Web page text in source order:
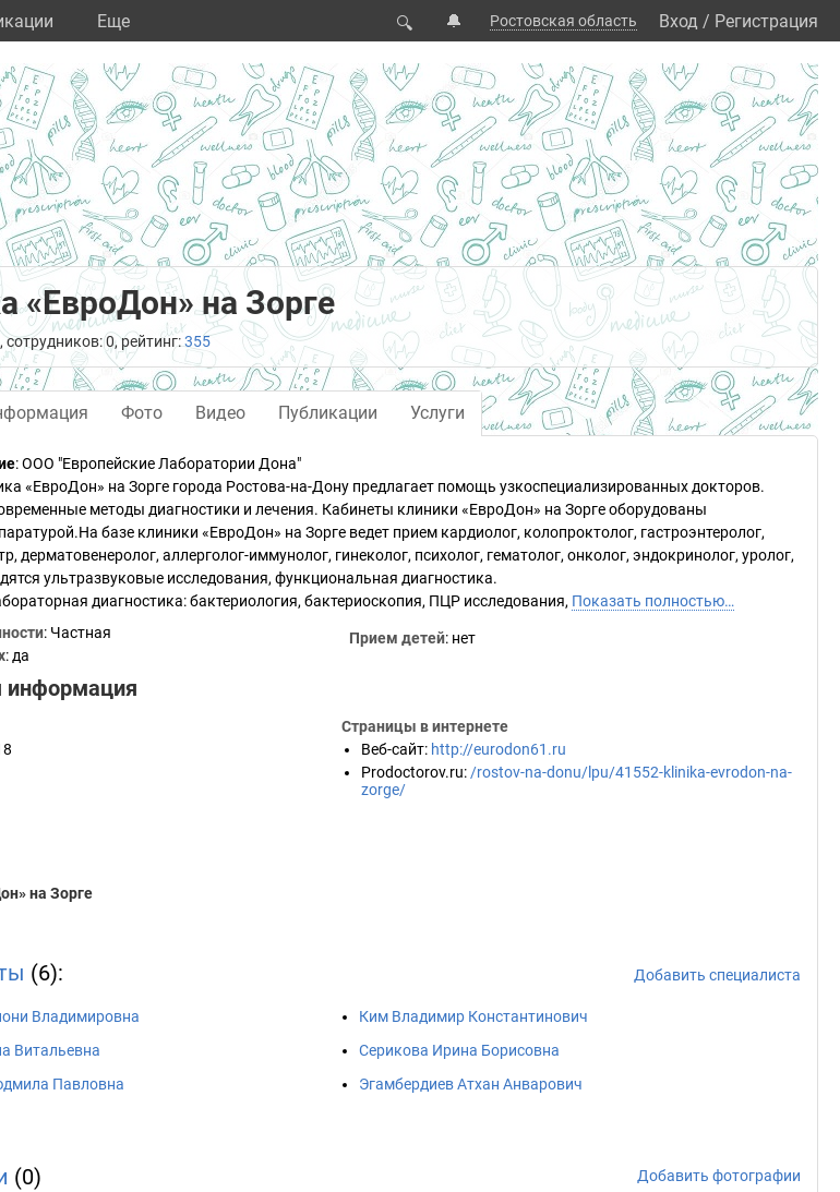
Eще 🔍 🔔 Ростовская область Вход / Регистрация
«ЕвроДон» на Зорге
0, рейтинг:355
Фото Видео Публикации Услуги
:ООО "Европейские Лаборатории Дона"
«ЕвроДон» на Зорге города Ростова-на-Дону предлагает помощь узкоспециализированных докторов.
методы диагностики и лечения. Кабинеты клиники «ЕвроДон» на Зорге оборудованы
базе клиники «ЕвроДон» на Зорге ведет прием кардиолог, колопроктолог, гастроэнтеролог,
дерматовенеролог, аллерголог-иммунолог, гинеколог, психолог, гематолог, онколог, эндокринолог, уролог,
ультразвуковые исследования, функциональная диагностика.
диагностика: бактериология, бактериоскопия, ПЦР исследования, Показать полностью…
: Частная
: да
Прием детей: нет
информация
Страницы в интернете
Веб-сайт: http://eurodon61.ru
Prodoctorov.ru: /rostov-na-donu/lpu/41552-klinika-evrodon-na-
zorge/
на Зорге
(6): Добавить специалиста
Владимировна
Витальевна
Павловна
Ким Владимир Константинович
Серикова Ирина Борисовна
Эгамбердиев Атхан Анварович
(0) Добавить фотографии